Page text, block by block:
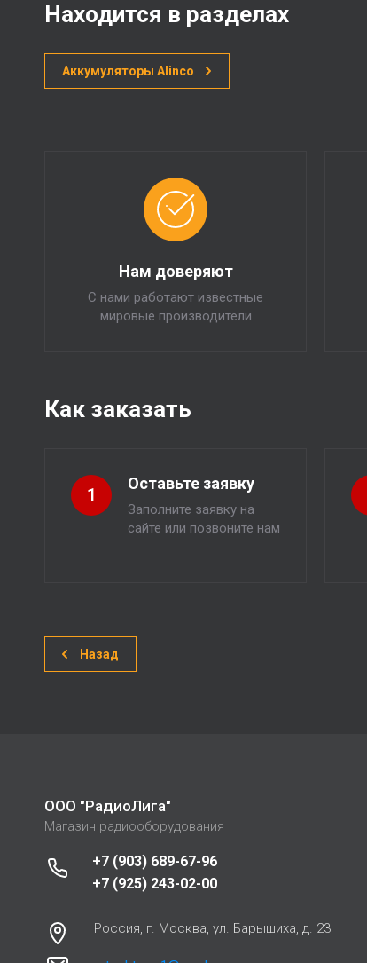
Находится в разделах
Аккумуляторы Alinco
Нам доверяют
С нами работают известные
мировые производители
Как заказать
1
Оставьте заявку
Заполните заявку на
сайте или позвоните нам
Назад
ООО "РадиоЛига"
Магазин радиооборудования
+7 (903) 689-67-96
+7 (925) 243-02-00
Россия, г. Москва, ул. Барышиха, д. 23